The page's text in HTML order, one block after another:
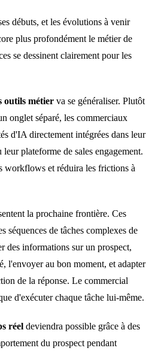
débuts, et les évolutions à venir
plus profondément le métier de
se dessinent clairement pour les
outils métier va se généraliser. Plutôt
onglet séparé, les commerciaux
d'IA directement intégrées dans leur
plateforme de sales engagement.
workflows et réduira les frictions à
la prochaine frontière. Ces
séquences de tâches complexes de
des informations sur un prospect,
l'envoyer au bon moment, et adapter
de la réponse. Le commercial
d'exécuter chaque tâche lui-même.
réel deviendra possible grâce à des
du prospect pendant